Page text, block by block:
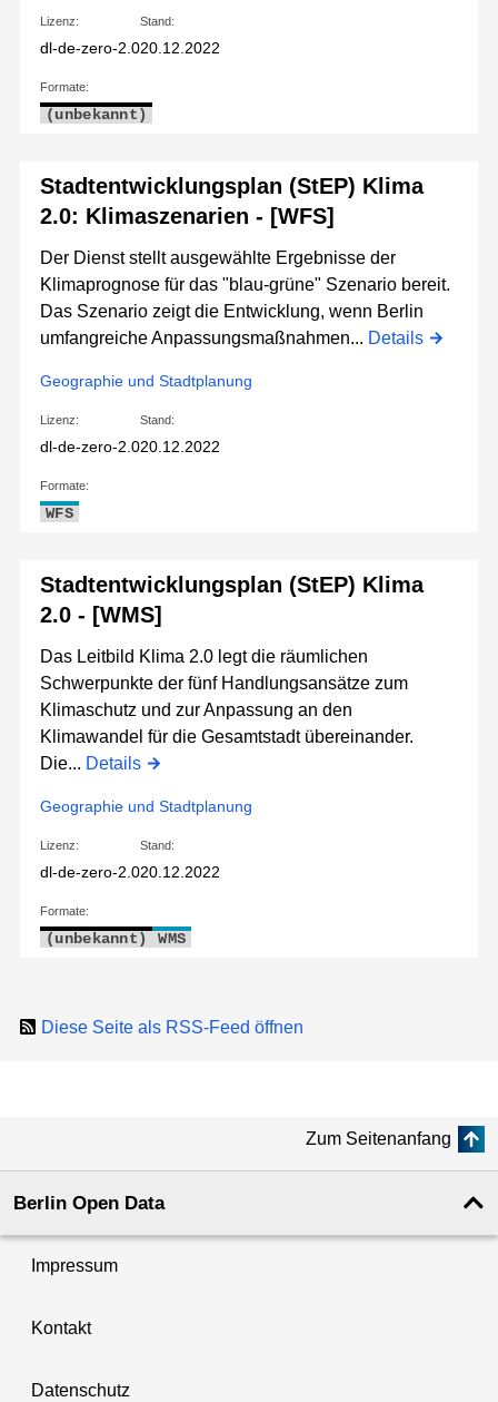
Lizenz:
dl-de-zero-2.0
Stand:
20.12.2022
Formate:
(unbekannt)
Stadtentwicklungsplan (StEP) Klima
2.0: Klimaszenarien - [WFS]
Der Dienst stellt ausgewählte Ergebnisse der
Klimaprognose für das "blau-grüne" Szenario bereit.
Das Szenario zeigt die Entwicklung, wenn Berlin
umfangreiche Anpassungsmaßnahmen... Details
Geographie und Stadtplanung
Lizenz:
dl-de-zero-2.0
Stand:
20.12.2022
Formate:
WFS
Stadtentwicklungsplan (StEP) Klima
2.0 - [WMS]
Das Leitbild Klima 2.0 legt die räumlichen
Schwerpunkte der fünf Handlungsansätze zum
Klimaschutz und zur Anpassung an den
Klimawandel für die Gesamtstadt übereinander.
Die... Details
Geographie und Stadtplanung
Lizenz:
dl-de-zero-2.0
Stand:
20.12.2022
Formate:
(unbekannt) WMS
Diese Seite als RSS-Feed öffnen
Zum Seitenanfang
Berlin Open Data
Impressum
Kontakt
Datenschutz